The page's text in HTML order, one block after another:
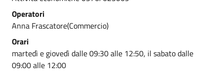
Operatori
Anna Frascatore(Commercio)
Orari
martedì e giovedì dalle 09:30 alle 12:50, il sabato dalle
09:00 alle 12:00